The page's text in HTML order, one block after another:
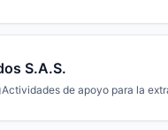
S.A.S.
Actividades de apoyo para la